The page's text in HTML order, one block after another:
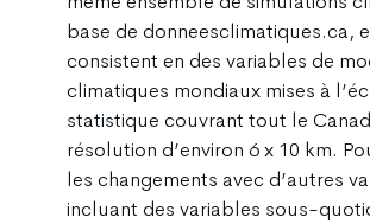
base de donneesclimatiques.ca,
consistent en des variables de
climatiques mondiaux mises à
statistique couvrant tout le
résolution d’environ 6 x 10 km.
les changements avec d’autres
incluant des variables sous-